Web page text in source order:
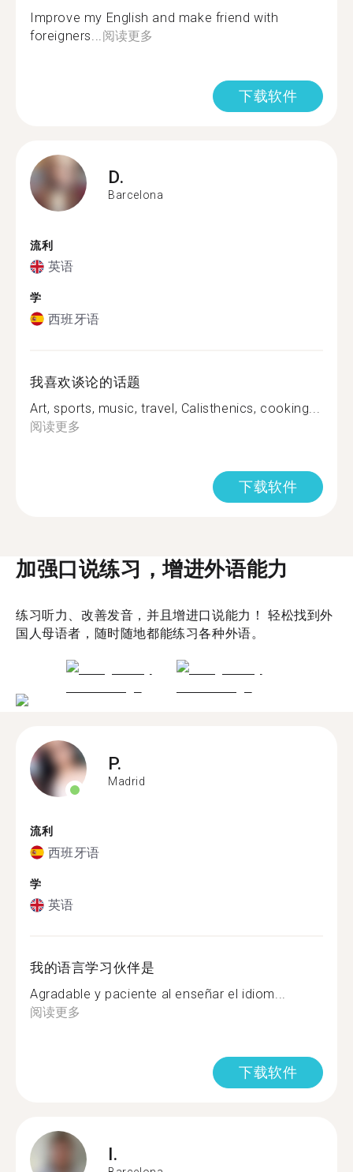
Improve my English and make friend with
foreigners... 阅读更多
下载软件
D.
Barcelona
流利
英语
学
西班牙语
我喜欢谈论的话题
Art, sports, music, travel, Calisthenics, cooking...
阅读更多
下载软件
加强口说练习，增进外语能力
练习听力、改善发音，并且增进口说能力！ 轻松找到外
国人母语者，随时随地都能练习各种外语。
P.
Madrid
流利
西班牙语
学
英语
我的语言学习伙伴是
Agradable y paciente al enseñar el idiom...
阅读更多
下载软件
I.